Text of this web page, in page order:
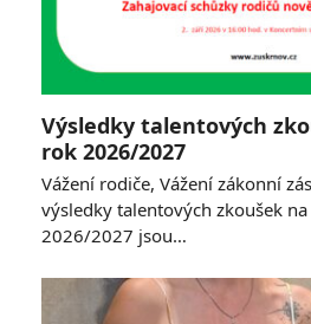
Výsledky talentových
rok 2026/2027
Vážení rodiče, Vážení zákonní
výsledky talentových zkoušek
2026/2027 jsou…